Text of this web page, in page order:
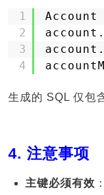
1
2
3
4
生成的 SQL 仅包
4. 注意事项
主键必须有效 ：